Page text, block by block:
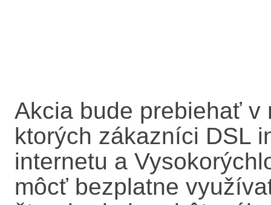
Akcia bude prebiehať v
ktorých zákazníci DSL
internetu a
môcť bezplatne